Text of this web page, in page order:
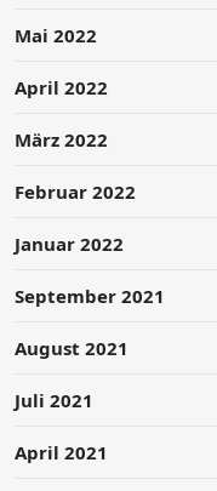
Mai 2022
April 2022
März 2022
Februar 2022
Januar 2022
September 2021
August 2021
Juli 2021
April 2021